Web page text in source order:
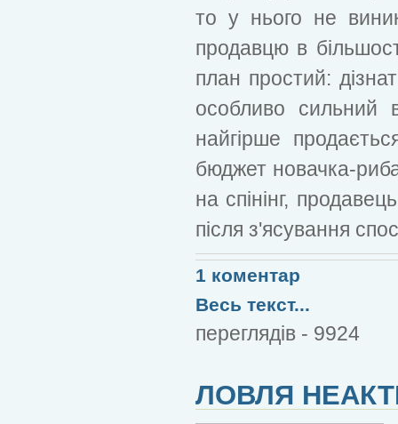
то у нього не
продавцю в
план простий:
особливо сильний
найгірше
бюджет новачка-
на спінінг,
після з'ясування
1 коментар
Весь текст...
переглядів - 9924
ЛОВЛЯ